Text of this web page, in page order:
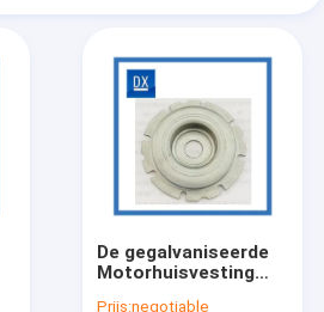
De gegalvaniseerde
Motorhuisvesting
Prijs:negotiable